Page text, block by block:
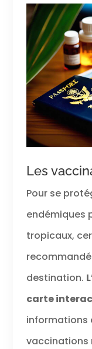
Les
Pour se
endémiques
tropicaux,
destination.
carte
informations
vaccinations